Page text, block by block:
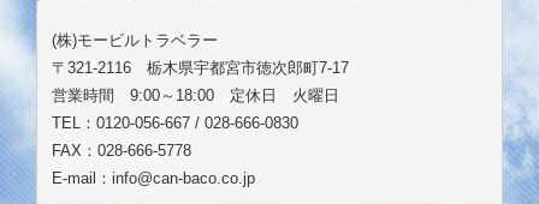
(株)モービルトラベラー
〒321-2116 栃木県宇都宮市徳次郎町7-17
営業時間 9:00～18:00 定休日 火曜日
TEL：0120-056-667 / 028-666-0830
FAX：028-666-5778
E-mail：info@can-baco.co.jp